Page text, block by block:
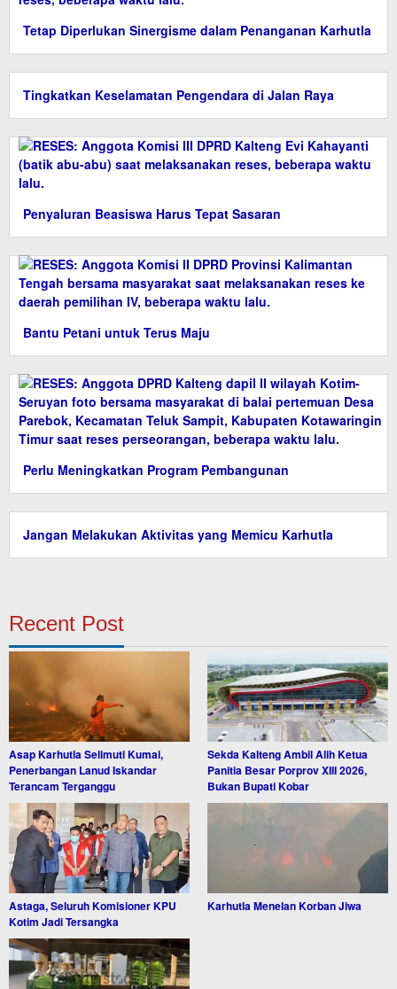
Tetap Diperlukan Sinergisme dalam Penanganan Karhutla
Tingkatkan Keselamatan Pengendara di Jalan Raya
Penyaluran Beasiswa Harus Tepat Sasaran
Bantu Petani untuk Terus Maju
Perlu Meningkatkan Program Pembangunan
Jangan Melakukan Aktivitas yang Memicu Karhutla
Recent Post
Asap Karhutla Selimuti Kumai,
Penerbangan Lanud Iskandar
Terancam Terganggu
Sekda Kalteng Ambil Alih Ketua
Panitia Besar Porprov XIII 2026,
Bukan Bupati Kobar
Astaga, Seluruh Komisioner KPU
Kotim Jadi Tersangka
Karhutla Menelan Korban Jiwa